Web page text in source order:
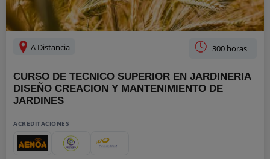
A Distancia 300 horas
CURSO DE TECNICO SUPERIOR EN JARDINERIA
DISEÑO CREACION Y MANTENIMIENTO DE
JARDINES
ACREDITACIONES